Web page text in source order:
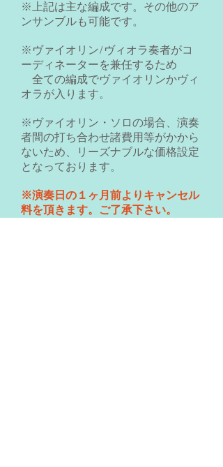
※上記は主な編成です。その他のア
ンサンブルも可能です。
※ヴァイオリン/ヴィオラ奏者がコ
ーディネーターを兼任するため
全ての編成でヴァイオリンかヴィ
オラが入ります。
※ヴァイオリン・ソロの場合、演奏
者間の打ち合わせ諸費用等がかから
ないため、リーズナブルな価格設定
となっております。
※演奏日の１ヶ月前よりキャンセル
料を頂きます。ご了承下さい。